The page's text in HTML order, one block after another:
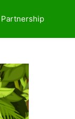
Partnership